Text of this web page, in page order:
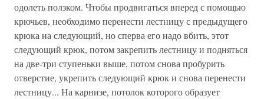
одолеть ползком. Чтобы продвигаться вперед с помощью
крючьев, необходимо перенести лестницу с предыдущего
крюка на следующий, но сперва его надо вбить, этот
следующий крюк, потом закрепить лестницу и подняться
на две-три ступеньки выше, потом снова пробурить
отверстие, укрепить сле­дующий крюк и снова перенести
лестницу... На кар­низе, потолок которого образует